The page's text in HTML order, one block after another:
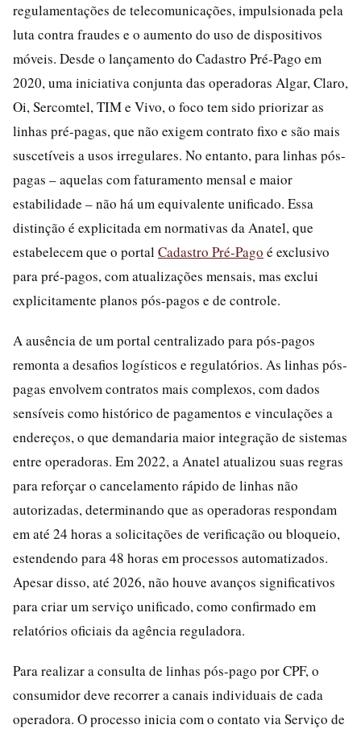
regulamentações de telecomunicações, impulsionada pela
luta contra fraudes e o aumento do uso de dispositivos
móveis. Desde o lançamento do Cadastro Pré-Pago em
2020, uma iniciativa conjunta das operadoras Algar, Claro,
Oi, Sercomtel, TIM e Vivo, o foco tem sido priorizar as
linhas pré-pagas, que não exigem contrato fixo e são mais
suscetíveis a usos irregulares. No entanto, para linhas pós-
pagas – aquelas com faturamento mensal e maior
estabilidade – não há um equivalente unificado. Essa
distinção é explicitada em normativas da Anatel, que
estabelecem que o portal Cadastro Pré-Pago é exclusivo
para pré-pagos, com atualizações mensais, mas exclui
explicitamente planos pós-pagos e de controle.
A ausência de um portal centralizado para pós-pagos
remonta a desafios logísticos e regulatórios. As linhas pós-
pagas envolvem contratos mais complexos, com dados
sensíveis como histórico de pagamentos e vinculações a
endereços, o que demandaria maior integração de sistemas
entre operadoras. Em 2022, a Anatel atualizou suas regras
para reforçar o cancelamento rápido de linhas não
autorizadas, determinando que as operadoras respondam
em até 24 horas a solicitações de verificação ou bloqueio,
estendendo para 48 horas em processos automatizados.
Apesar disso, até 2026, não houve avanços significativos
para criar um serviço unificado, como confirmado em
relatórios oficiais da agência reguladora.
Para realizar a consulta de linhas pós-pago por CPF, o
consumidor deve recorrer a canais individuais de cada
operadora. O processo inicia com o contato via Serviço de